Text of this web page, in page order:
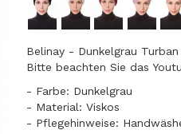
Belinay - Dunkelgrau
Bitte beachten Sie das
- Farbe: Dunkelgrau
- Material: Viskos
- Pflegehinweise: